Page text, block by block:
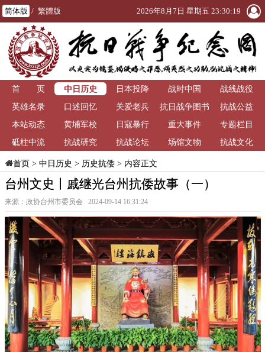
简体版 / 繁體版 2026年8月7日 星期五 23:30:19
首 页 中日历史 日本投降 战时中国
战线战役
英雄名录
口述回忆 关爱老兵
抗日战争图书
馆
抗战公益
本站动态
黄埔军校 日寇暴行 重大事件
专题栏目
砥柱中流
抗战研究 抗战论坛 场馆文物 抗战文化
首页> 中日历史 > 历史抗倭> 内容正文
台州文史丨戚继光台州抗倭故事（一）
来源：政协台州市委员会 2024-09-14 16:31:24